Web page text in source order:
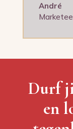
André
Durf
en